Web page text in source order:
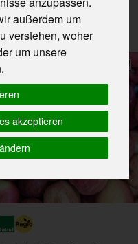
außerdem um
verstehen, woher
um unsere
akzeptieren
Aktion!
Angebot
bis zum 15.8.2026